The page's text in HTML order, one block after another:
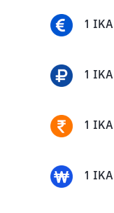
1 IKA
1 IKA
1 IKA
1 IKA